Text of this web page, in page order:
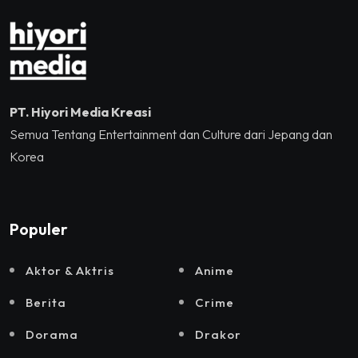
PT. Hiyori Media Kreasi
Semua Tentang Entertainment dan Culture dari Jepang dan
Korea
Populer
Aktor & Aktris Anime
Berita Crime
Dorama Drakor